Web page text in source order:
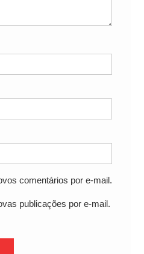
comentários por e-mail.
publicações por e-mail.